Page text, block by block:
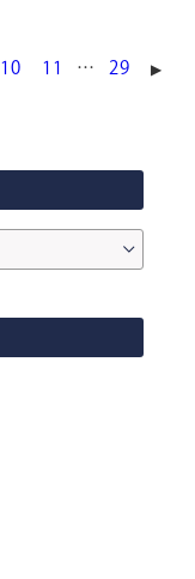
10 11 … 29 ▶︎